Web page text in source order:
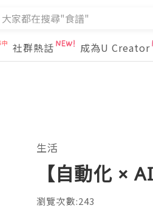
社群熱話 成為U Creator
生活
【自動化 ×
瀏覽次數:243